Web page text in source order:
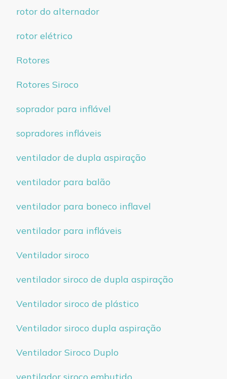
rotor do alternador
rotor elétrico
Rotores
Rotores Siroco
soprador para inflável
sopradores infláveis
ventilador de dupla aspiração
ventilador para balão
ventilador para boneco inflavel
ventilador para infláveis
Ventilador siroco
ventilador siroco de dupla aspiração
Ventilador siroco de plástico
Ventilador siroco dupla aspiração
Ventilador Siroco Duplo
ventilador siroco embutido